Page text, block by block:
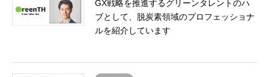
GX戦略を推進するグリーンタレントのハ
ブとして、脱炭素領域のプロフェッショナ
ルを紹介しています